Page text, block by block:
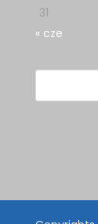
31
« cze